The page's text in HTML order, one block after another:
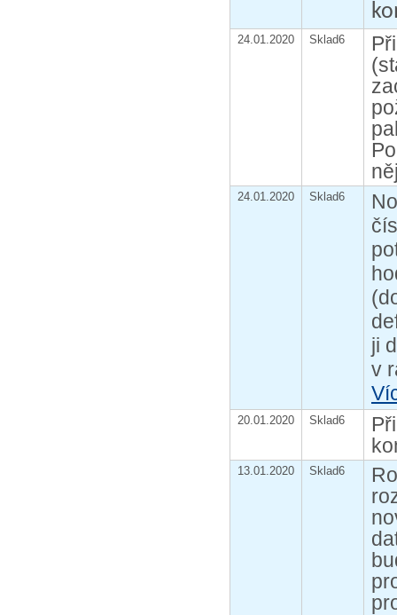
24.01.2020 Sklad6
24.01.2020 Sklad6
ji
v
20.01.2020 Sklad6
13.01.2020 Sklad6